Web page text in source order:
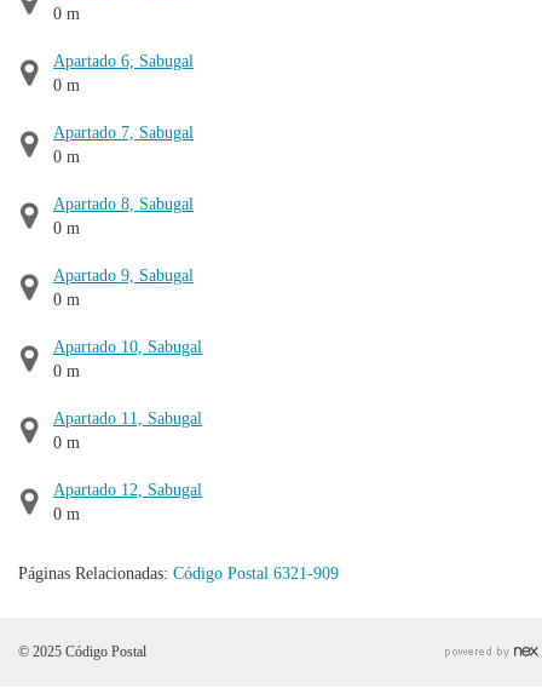
0 m
Apartado 6, Sabugal
0 m
Apartado 7, Sabugal
0 m
Apartado 8, Sabugal
0 m
Apartado 9, Sabugal
0 m
Apartado 10, Sabugal
0 m
Apartado 11, Sabugal
0 m
Apartado 12, Sabugal
0 m
Páginas Relacionadas: Código Postal 6321-909
© 2025 Código Postal